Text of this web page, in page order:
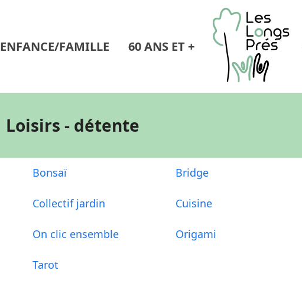
ENFANCE/FAMILLE 60 ANS ET +
Loisirs - détente
Bonsaï Bridge
Collectif jardin Cuisine
On clic ensemble Origami
Tarot